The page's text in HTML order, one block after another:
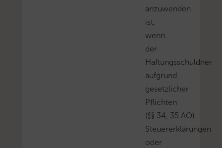
anzuwenden
ist,
wenn
der
Haftungsschuldner
aufgrund
gesetzlicher
Pflichten
(§§ 34, 35 AO)
Steuererklärungen
oder